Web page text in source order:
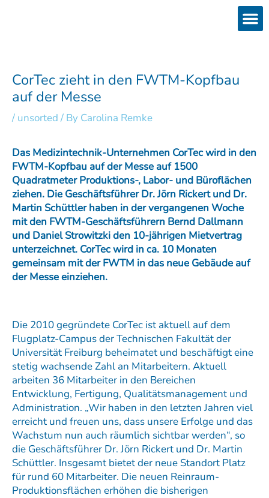
CorTec zieht in den FWTM-Kopfbau
auf der Messe
/ unsorted / By Carolina Remke
Das Medizintechnik-Unternehmen CorTec wird in den
FWTM-Kopfbau auf der Messe auf 1500
Quadratmeter Produktions-, Labor- und Büroflächen
ziehen. Die Geschäftsführer Dr. Jörn Rickert und Dr.
Martin Schüttler haben in der vergangenen Woche
mit den FWTM-Geschäftsführern Bernd Dallmann
und Daniel Strowitzki den 10-jährigen Mietvertrag
unterzeichnet. CorTec wird in ca. 10 Monaten
gemeinsam mit der FWTM in das neue Gebäude auf
der Messe einziehen.
Die 2010 gegründete CorTec ist aktuell auf dem
Flugplatz-Campus der Technischen Fakultät der
Universität Freiburg beheimatet und beschäftigt eine
stetig wachsende Zahl an Mitarbeitern. Aktuell
arbeiten 36 Mitarbeiter in den Bereichen
Entwicklung, Fertigung, Qualitätsmanagement und
Administration. „Wir haben in den letzten Jahren viel
erreicht und freuen uns, dass unsere Erfolge und das
Wachstum nun auch räumlich sichtbar werden“, so
die Geschäftsführer Dr. Jörn Rickert und Dr. Martin
Schüttler. Insgesamt bietet der neue Standort Platz
für rund 60 Mitarbeiter. Die neuen Reinraum-
Produktionsflächen erhöhen die bisherigen